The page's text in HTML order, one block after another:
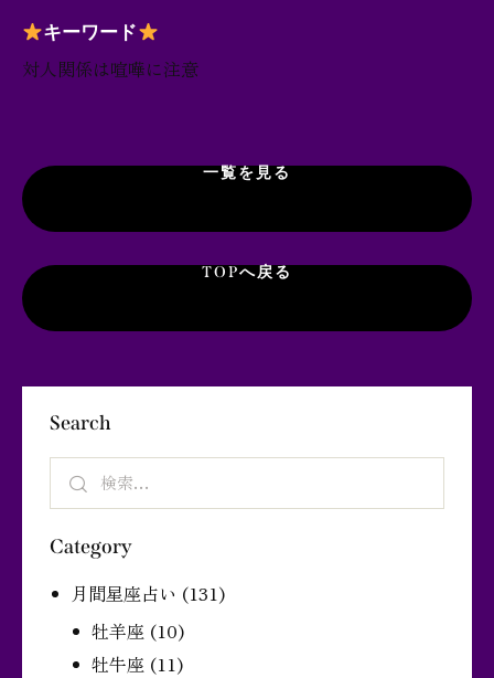
キーワード
対人関係は喧嘩に注意
一覧を見る
TOPへ戻る
Search
Category
月間星座占い (131)
牡羊座 (10)
牡牛座 (11)